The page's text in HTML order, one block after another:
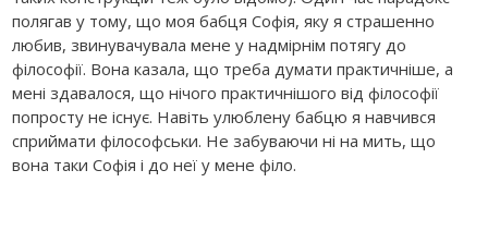
полягав у тому, що моя бабця Софія, яку я страшенно
любив, звинувачувала мене у надмірнім потягу до
філософії. Вона казала, що треба думати практичніше, а
мені здавалося, що нічого практичнішого від філософії
попросту не існує. Навіть улюблену бабцю я навчився
сприймати філософськи. Не забуваючи ні на мить, що
вона таки Софія і до неї у мене філо.